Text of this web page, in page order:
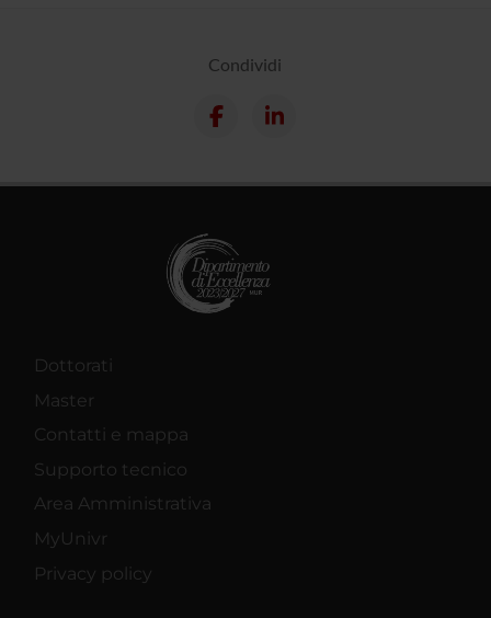
Condividi
Dottorati
Master
Contatti e mappa
Supporto tecnico
Area Amministrativa
MyUnivr
Privacy policy